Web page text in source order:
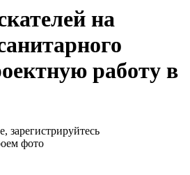
на
работу в
зарегистрируйтесь
фото